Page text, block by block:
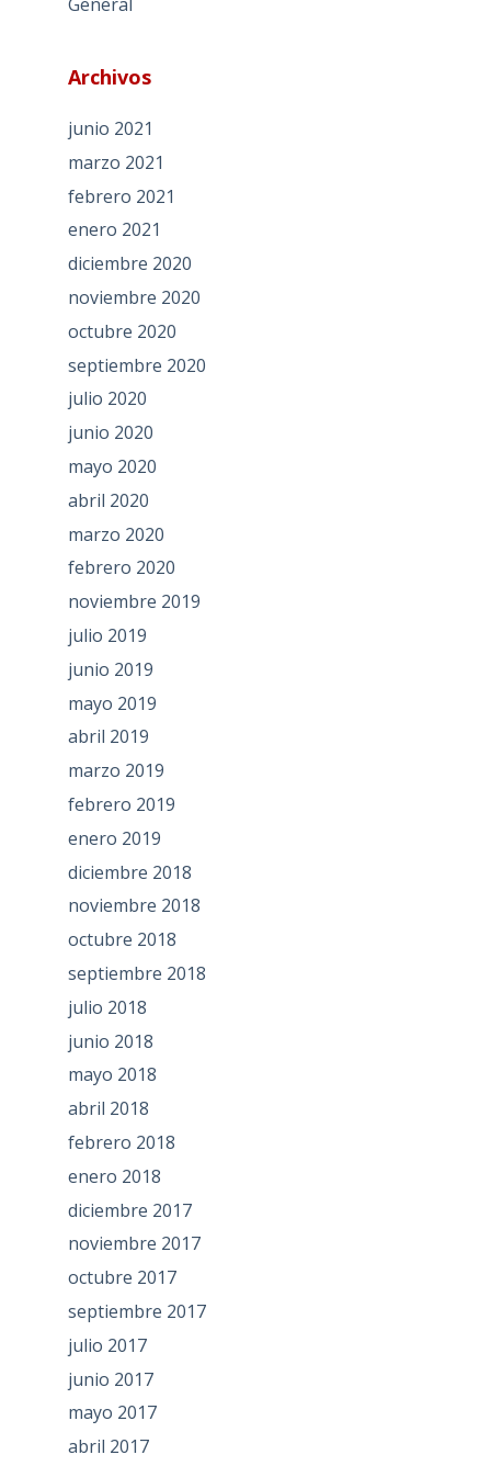
Archivos
junio 2021
marzo 2021
febrero 2021
enero 2021
diciembre 2020
noviembre 2020
octubre 2020
septiembre 2020
julio 2020
junio 2020
mayo 2020
abril 2020
marzo 2020
febrero 2020
noviembre 2019
julio 2019
junio 2019
mayo 2019
abril 2019
marzo 2019
febrero 2019
enero 2019
diciembre 2018
noviembre 2018
octubre 2018
septiembre 2018
julio 2018
junio 2018
mayo 2018
abril 2018
febrero 2018
enero 2018
diciembre 2017
noviembre 2017
octubre 2017
septiembre 2017
julio 2017
junio 2017
mayo 2017
abril 2017